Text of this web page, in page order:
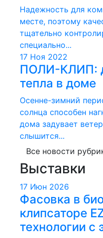
Надежность для
месте, поэтому
тщательно
специально...
17 Ноя 2022
ПОЛИ-КЛИП:
тепла в доме
Осенне-зимний
солнца способен
дома задувает
слышится...
Все новости
Выставки
17 Июн 2026
Фасовка в
клипсаторе
технологии с